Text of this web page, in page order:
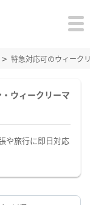
特急対応可のウィーク
ウィークリーマ
や旅行に即日対応